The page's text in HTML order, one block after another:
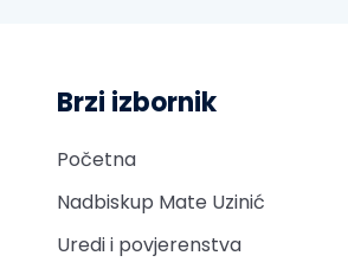
Brzi izbornik
Početna
Nadbiskup Mate Uzinić
Uredi i povjerenstva